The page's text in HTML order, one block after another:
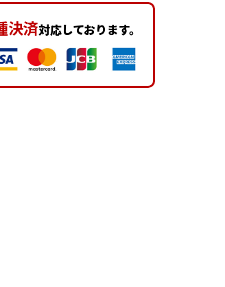
決済対応しております。